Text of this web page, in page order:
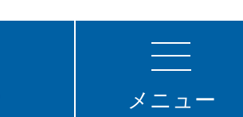
メニュー